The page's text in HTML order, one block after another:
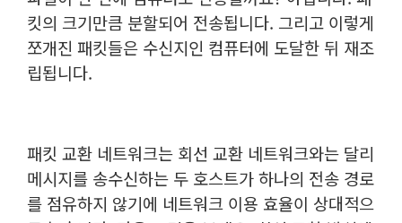
킷의 크기만큼 분할되어 전송됩니다. 그리고 이렇게
쪼개진 패킷들은 수신지인 컴퓨터에 도달한 뒤 재조
립됩니다.
패킷 교환 네트워크는 회선 교환 네트워크와는 달리
메시지를 송수신하는 두 호스트가 하나의 전송 경로
를 점유하지 않기에 네트워크 이용 효율이 상대적으